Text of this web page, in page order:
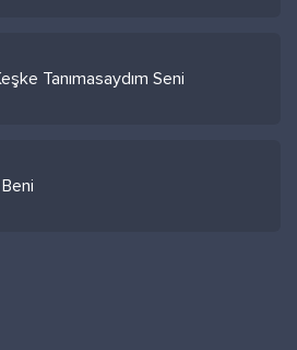
Tanımasaydım Seni